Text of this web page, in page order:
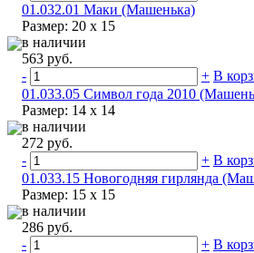
01.032.01 Маки (Машенька)
Размер: 20 х 15
в наличии
563 руб.
-
+ В
01.033.05 Символ года 2010
Размер: 14 х 14
в наличии
272 руб.
-
+ В
01.033.15 Новогодняя гирлянда
Размер: 15 х 15
в наличии
286 руб.
-
+ В